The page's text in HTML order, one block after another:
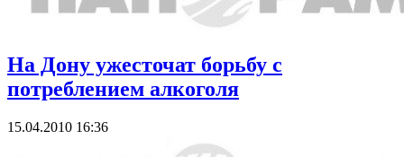
На Дону ужесточат борьбу с
потреблением алкоголя
15.04.2010 16:36